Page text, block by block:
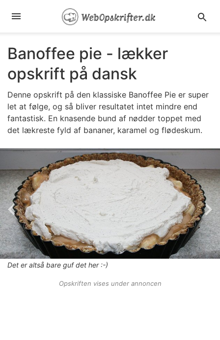
Banoffee pie - lækker
opskrift på dansk
Denne opskrift på den klassiske Banoffee Pie er super
let at følge, og så bliver resultatet intet mindre end
fantastisk. En knasende bund af nødder toppet med
det lækreste fyld af bananer, karamel og flødeskum.
Det er altså bare guf det her :-)
Opskriften vises under annoncen